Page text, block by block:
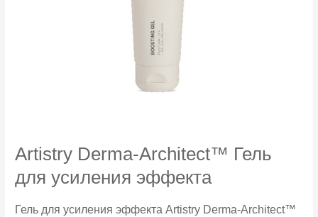
Artistry Derma-Architect™ Гель
для усиления эффекта
Гель для усиления эффекта Artistry Derma-Architect™